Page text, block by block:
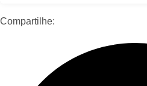
Compartilhe: